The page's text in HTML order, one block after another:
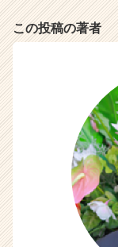
この投稿の著者